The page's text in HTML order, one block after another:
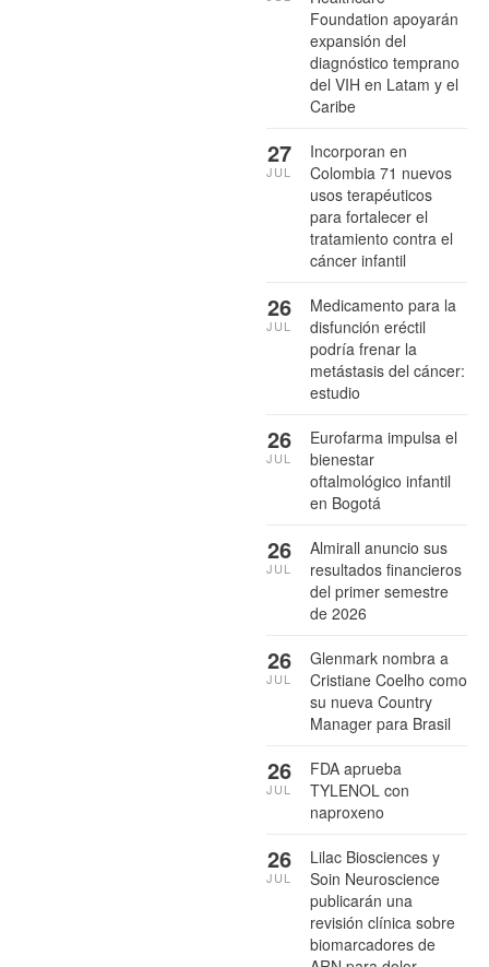
Foundation apoyarán
expansión del
diagnóstico temprano
del VIH en Latam y el
Caribe
Incorporan en
Colombia 71 nuevos
usos terapéuticos
para fortalecer el
tratamiento contra el
cáncer infantil
27
JUL
Medicamento para la
disfunción eréctil
podría frenar la
metástasis del cáncer:
estudio
26
JUL
Eurofarma impulsa el
bienestar
oftalmológico infantil
en Bogotá
26
JUL
Almirall anuncio sus
resultados financieros
del primer semestre
de 2026
26
JUL
Glenmark nombra a
Cristiane Coelho como
su nueva Country
Manager para Brasil
26
JUL
FDA aprueba
TYLENOL con
naproxeno
26
JUL
Lilac Biosciences y
Soin Neuroscience
publicarán una
revisión clínica sobre
biomarcadores de
26
JUL